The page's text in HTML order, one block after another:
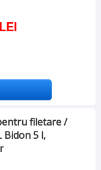
filetare /
Bidon 5 l,